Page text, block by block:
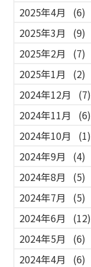
2025年4月
(6)
2025年3月
(9)
2025年2月
(7)
2025年1月
(2)
2024年12月
(7)
2024年11月
(6)
2024年10月
(1)
2024年9月
(4)
2024年8月
(5)
2024年7月
(5)
2024年6月
(12)
2024年5月
(6)
2024年4月
(6)